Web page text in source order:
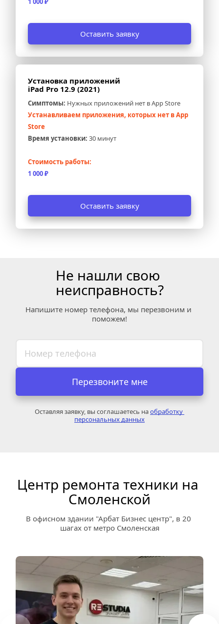
Оставить заявку
Установка приложений
iPad Pro 12.9 (2021)
Симптомы: Нужных приложений нет в App Store
Устанавливаем приложения, которых нет в App
Store
Время установки: 30 минут
Стоимость работы:
1 000 ₽
Оставить заявку
Не нашли свою
неисправность?
Напишите номер телефона, мы перезвоним и
поможем!
Перезвоните мне
Оставляя заявку, вы соглашаетесь на обработку
персональных данных
Центр ремонта техники на
Смоленской
В офисном здании "Арбат Бизнес центр", в 20
шагах от метро Смоленская